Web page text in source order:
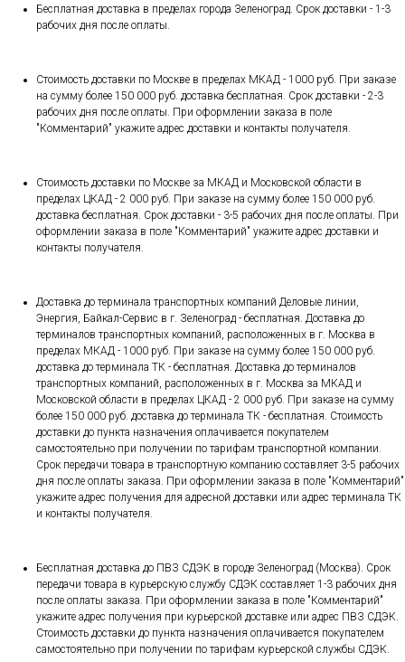
Бесплатная доставка в пределах города Зеленоград. Срок доставки - 1-3
рабочих дня после оплаты.
Стоимость доставки по Москве в пределах МКАД - 1000 руб. При заказе
на сумму более 150 000 руб. доставка бесплатная. Срок доставки - 2-3
рабочих дня после оплаты. При оформлении заказа в поле
"Комментарий" укажите адрес доставки и контакты получателя.
Стоимость доставки по Москве за МКАД и Московской области в
пределах ЦКАД - 2 000 руб. При заказе на сумму более 150 000 руб.
доставка бесплатная. Срок доставки - 3-5 рабочих дня после оплаты. При
оформлении заказа в поле "Комментарий" укажите адрес доставки и
контакты получателя.
Доставка до терминала транспортных компаний Деловые линии,
Энергия, Байкал-Сервис в г. Зеленоград - бесплатная. Доставка до
терминалов транспортных компаний, расположенных в г. Москва в
пределах МКАД - 1000 руб. При заказе на сумму более 150 000 руб.
доставка до терминала ТК - бесплатная. Доставка до терминалов
транспортных компаний, расположенных в г. Москва за МКАД и
Московской области в пределах ЦКАД - 2 000 руб. При заказе на сумму
более 150 000 руб. доставка до терминала ТК - бесплатная. Стоимость
доставки до пункта назначения оплачивается покупателем
самостоятельно при получении по тарифам транспортной компании.
Срок передачи товара в транспортную компанию составляет 3-5 рабочих
дня после оплаты заказа. При оформлении заказа в поле "Комментарий"
укажите адрес получения для адресной доставки или адрес терминала ТК
и контакты получателя.
Бесплатная доставка до ПВЗ СДЭК в городе Зеленоград (Москва). Срок
передачи товара в курьерскую службу СДЭК составляет 1-3 рабочих дня
после оплаты заказа. При оформлении заказа в поле "Комментарий"
укажите адрес получения при курьерской доставке или адрес ПВЗ СДЭК.
Стоимость доставки до пункта назначения оплачивается покупателем
самостоятельно при получении по тарифам курьерской службы СДЭК.